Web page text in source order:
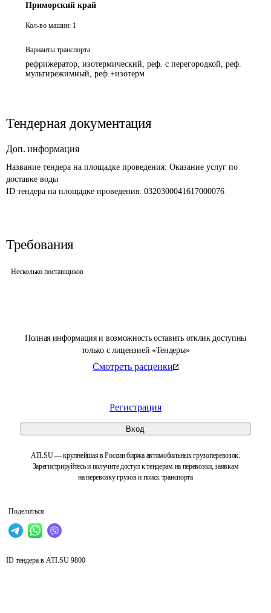
Полная информация и возможность оставить отклик доступны
только с лицензией «Тендеры»
Смотреть расценки
Регистрация
Вход
ATI.SU — крупнейшая в России биржа автомобильных грузоперевозок.
Зарегистрируйтесь и получите доступ к тендерам на перевозки, заявкам
на перевозку грузов и поиск транспорта
Поделиться
Приморский край
Кол-во машин: 1
Варианты транспорта
рефрижератор, изотермический, реф. с перегородкой, реф.
мультирежимный, реф.+изотерм
Тендерная документация
Доп. информация
Название тендера на площадке проведения: Оказание услуг по
доставке воды
ID тендера на площадке проведения: 0320300041617000076
Требования
Несколько поставщиков
ID тендера в ATI.SU 9800